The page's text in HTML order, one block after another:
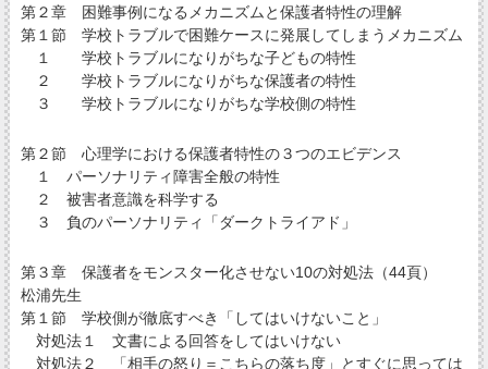
第２章 困難事例になるメカニズムと保護者特性の理解
第１節 学校トラブルで困難ケースに発展してしまうメカニズム
１ 学校トラブルになりがちな子どもの特性
２ 学校トラブルになりがちな保護者の特性
３ 学校トラブルになりがちな学校側の特性
第２節 心理学における保護者特性の３つのエビデンス
１ パーソナリティ障害全般の特性
２ 被害者意識を科学する
３ 負のパーソナリティ「ダークトライアド」
第３章 保護者をモンスター化させない10の対処法（44頁）
松浦先生
第１節 学校側が徹底すべき「してはいけないこと」
対処法１ 文書による回答をしてはいけない
対処法２ 「相手の怒り＝こちらの落ち度」とすぐに思っては